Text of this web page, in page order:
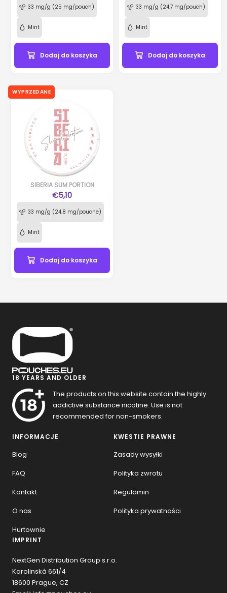
33 mg/g (25 mg/pouch)
Mint
Dodaj do koszyka
33 mg/g (24.7 mg/pouch)
Mint
Dodaj do koszyka
WYPRZEDANE
SIBERIA SLIM PORTION
€5,10
33 mg/g (24.8 mg/pouche)
Mint
Dodaj do koszyka
18 YEARS AND OLDER
The products on this website contain the highly
addictive substance nicotine. Use is not
recommended for non-smokers.
INFORMACJE
Blog
FAQ
Kontakt
O nas
Hurtownie
KWESTIE PRAWNE
Zasady wysyłki
Polityka zwrotu
Regulamin
Polityka prywatności
IMPRINT
NextGen Distribution Group s.r.o.
Karolinská 661/4
18600 Prague, CZ